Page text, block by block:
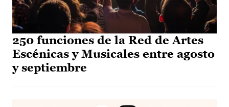
250 funciones de la Red de Artes
Escénicas y Musicales entre agosto
y septiembre